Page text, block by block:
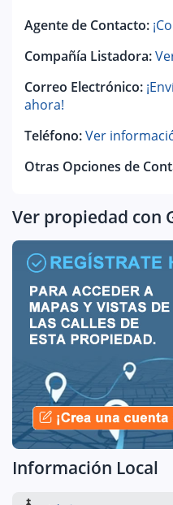
Agente de Contacto:
Compañía Listadora:
Correo Electrónico:
ahora!
Teléfono:Ver
Otras Opciones de
Ver propiedad con
Información Local